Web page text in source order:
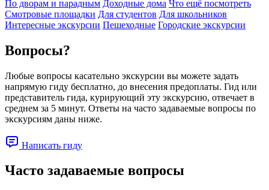
По дворам и парадным Доходные дома Что ещё посмотреть
Смотровые площадки Для студентов Для школьников
Интересные экскурсии Пешеходные Городские экскурсии
Вопросы?
Любые вопросы касательно экскурсии вы можете задать
напрямую гиду бесплатно, до внесения предоплаты. Гид или
представитель гида, курирующий эту экскурсию, отвечает в
среднем за 5 минут. Ответы на часто задаваемые вопросы по
экскурсиям даны ниже.
Написать гиду
Часто задаваемые вопросы